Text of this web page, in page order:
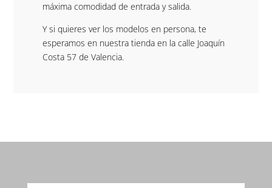
máxima comodidad de entrada y salida.
Y si quieres ver los modelos en persona, te
esperamos en nuestra tienda en la calle Joaquín
Costa 57 de Valencia.